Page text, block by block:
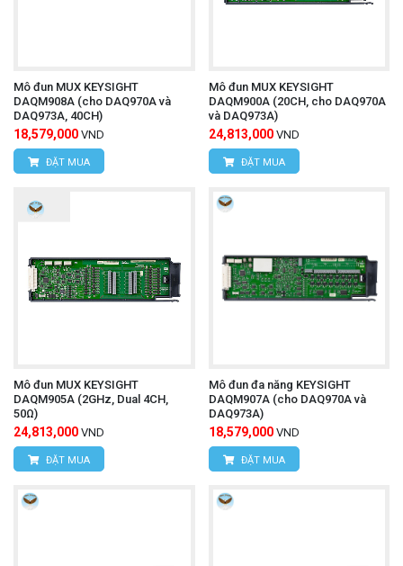
Mô đun MUX KEYSIGHT
DAQM908A (cho DAQ970A và
DAQ973A, 40CH)
18,579,000 VND
ĐẶT MUA
Mô đun MUX KEYSIGHT
DAQM900A (20CH, cho DAQ970A
và DAQ973A)
24,813,000 VND
ĐẶT MUA
Mô đun MUX KEYSIGHT
DAQM905A (2GHz, Dual 4CH,
50Ω)
24,813,000 VND
ĐẶT MUA
Mô đun đa năng KEYSIGHT
DAQM907A (cho DAQ970A và
DAQ973A)
18,579,000 VND
ĐẶT MUA